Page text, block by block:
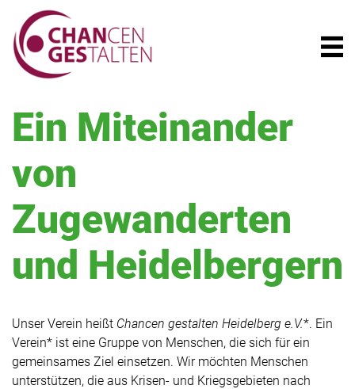
Ein Miteinander
von
Zugewanderten
und Heidelbergern
Unser Verein heißt Chancen gestalten Heidelberg e.V.*. Ein
Verein* ist eine Gruppe von Menschen, die sich für ein
gemeinsames Ziel einsetzen. Wir möchten Menschen
unterstützen, die aus Krisen- und Kriegsgebieten nach